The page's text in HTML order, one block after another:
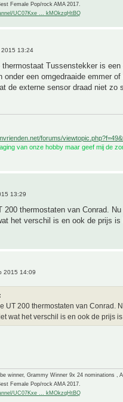
Female Pop/rock AMA 2017.
UC07Kxe ... kMOkzqHtBQ
13:24
thermostaat Tussenstekker is een
onder een omgedraaide emmer
de externe sensor draad niet
forums/
van onze hobby maar geef mij de
13:29
200 thermostaten van Conrad.
het verschil is en ook de prijs is
2015 14:09
UT 200 thermostaten van Conrad.
wat het verschil is en ook de prijs
winner, Grammy Winner 9x 24 nominations ,
Female Pop/rock AMA 2017.
UC07Kxe ... kMOkzqHtBQ